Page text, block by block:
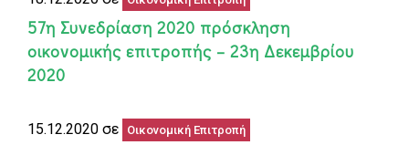
57η Συνεδρίαση 2020 πρόσκληση
οικονομικής επιτροπής – 23η Δεκεμβρίου
2020
15.12.2020 σε Οικονομική Επιτροπή